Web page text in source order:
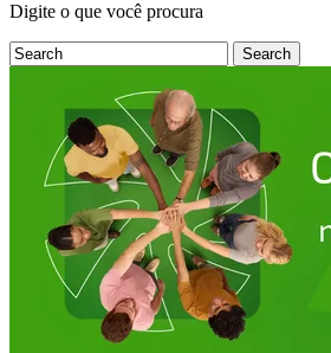
Digite o que você procura